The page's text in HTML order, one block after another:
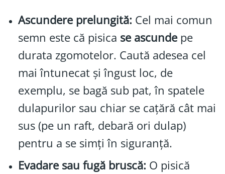
Ascundere prelungită: Cel mai comun
semn este că pisica se ascundepe
durata zgomotelor. Caută adesea cel
mai întunecat și îngust loc, de
exemplu, se bagă sub pat, în spatele
dulapurilor sau chiar se cațără cât mai
sus (pe un raft, debară ori dulap)
pentru a se simți în siguranță.
Evadare sau fugă bruscă: O pisică